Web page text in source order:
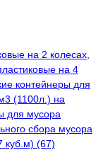
на 2 колесах,
на 4
контейнеры для
(1100л.) на
для мусора
сбора мусора
куб.м) (67)